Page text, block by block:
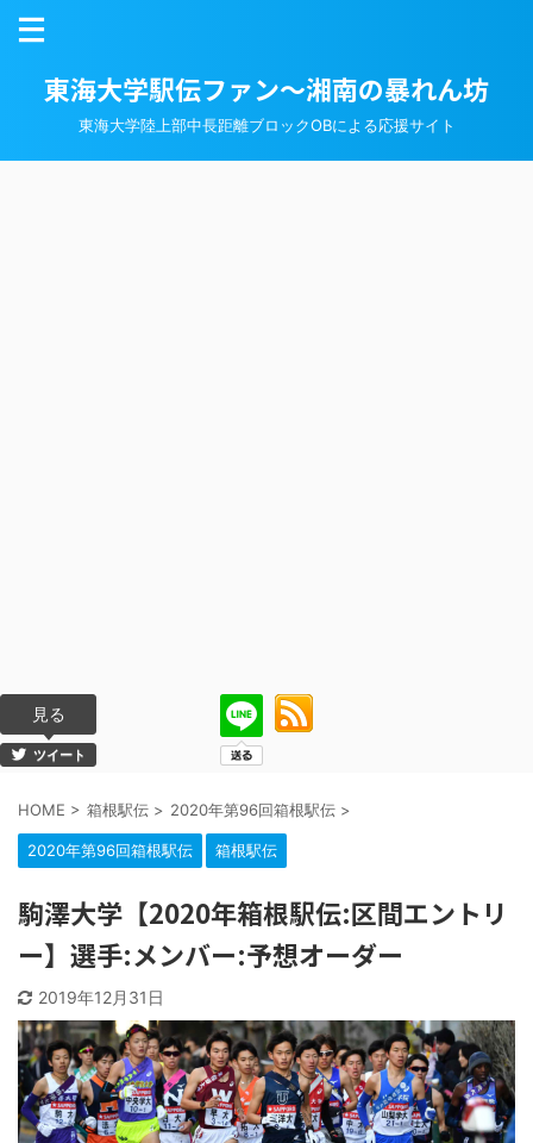
東海大学駅伝ファン～湘南の暴れん坊
東海大学陸上部中長距離ブロックOBによる応援サイト
見る
ツイート
HOME > 箱根駅伝 > 2020年第96回箱根駅伝 >
2020年第96回箱根駅伝 箱根駅伝
駒澤大学【2020年箱根駅伝:区間エントリ
ー】選手:メンバー:予想オーダー
2019年12月31日